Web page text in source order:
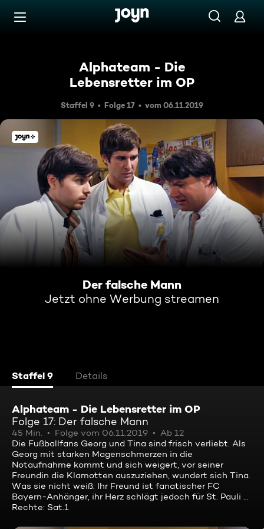
Zum Inhalt springen
Alphateam - Die
Lebensretter im OP
Staffel 9 Folge 17 vom 06.11.2019
Der falsche Mann
Jetzt ohne Werbung streamen
Staffel 9 Details
Alphateam - Die Lebensretter im OP
Folge 17: Der falsche Mann
45 Min. Folge vom 06.11.2019
Ab 12
Die Fußballfans Georg und Tina sind frisch verliebt. Als
Georg mit starken Magenschmerzen in die
Notaufnahme kommt und sich weigert, vor seiner
Freundin die Klamotten auszuziehen, wundert sich Tina.
Was sie nicht weiß: Ihr Freund ist fanatischer FC
Bayern-Anhänger, ihr Herz schlägt jedoch für St. Pauli ...
Rechte: Sat.1